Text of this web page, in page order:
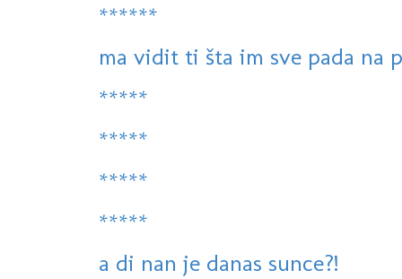
******
ma vidit ti šta im sve pada na
*****
*****
*****
*****
a di nan je danas sunce?!